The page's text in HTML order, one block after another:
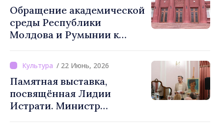
Обращение академической
среды Республики
Молдова и Румынии к
Дану: «Воссоединение
румынского народа
является легитимным
вариантом»
/ 22 Июнь, 2026
Памятная выставка,
посвящённая Лидии
Истрати. Министр